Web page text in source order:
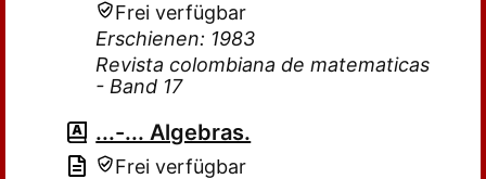
Frei verfügbar
Erschienen: 1983
Revista colombiana de matematicas
- Band 17
...-... Algebras.
Frei verfügbar